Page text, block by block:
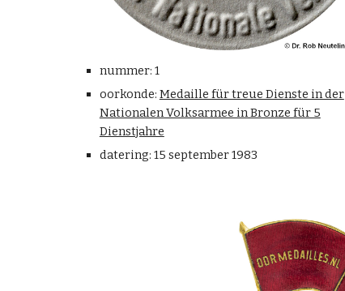
nummer: 1
oorkonde: Medaille für treue Dienste in der
Nationalen Volksarmee in Bronze für 5
Dienstjahre
datering: 15 september 1983